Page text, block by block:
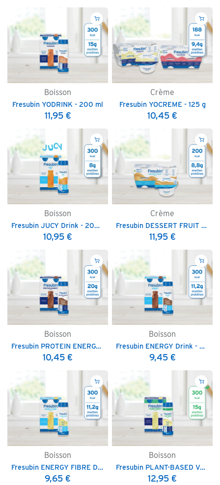
Boisson
Fresubin YODRINK - 200 ml
11,95€
Crème
Fresubin YOCREME - 125 g
10,45 €
Boisson
Fresubin JUCY Drink - 200 ml
10,95 €
Crème
Fresubin DESSERT FRUIT - 125 g
11,95€
Boisson
Fresubin PROTEIN ENERGY Drink - 200 ml
10,45 €
Boisson
Fresubin ENERGY Drink - 200 ml
9,45€
Boisson
Fresubin ENERGY FIBRE Drink - 200 ml
9,65 €
Boisson
Fresubin PLANT-BASED Vegan Drink - 200 ml
12,95 €